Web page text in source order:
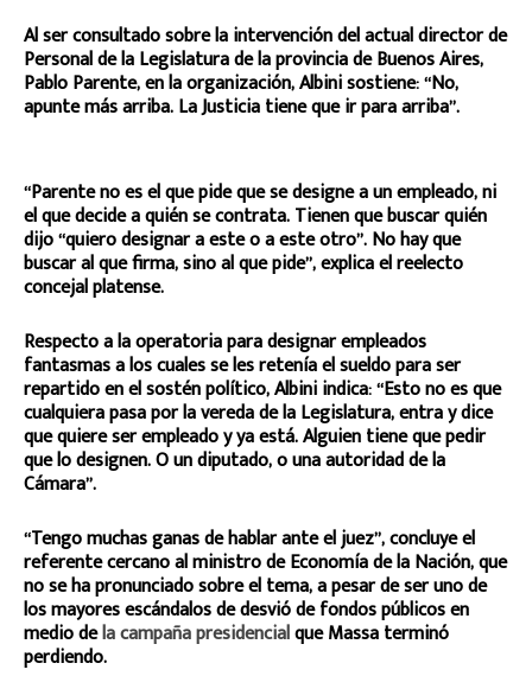
Al ser consultado sobre la intervención del actual director de
Personal de la Legislatura de la provincia de Buenos Aires,
Pablo Parente, en la organización, Albini sostiene: “No,
apunte más arriba. La Justicia tiene que ir para arriba”.
“Parente no es el que pide que se designe a un empleado, ni
el que decide a quién se contrata. Tienen que buscar quién
dijo “quiero designar a este o a este otro”. No hay que
buscar al que firma, sino al que pide”, explica el reelecto
concejal platense.
Respecto a la operatoria para designar empleados
fantasmas a los cuales se les retenía el sueldo para ser
repartido en el sostén político, Albini indica: “Esto no es que
cualquiera pasa por la vereda de la Legislatura, entra y dice
que quiere ser empleado y ya está. Alguien tiene que pedir
que lo designen. O un diputado, o una autoridad de la
Cámara”.
“Tengo muchas ganas de hablar ante el juez”, concluye el
referente cercano al ministro de Economía de la Nación, que
no se ha pronunciado sobre el tema, a pesar de ser uno de
los mayores escándalos de desvió de fondos públicos en
medio dela campaña presidencialque Massa terminó
perdiendo.